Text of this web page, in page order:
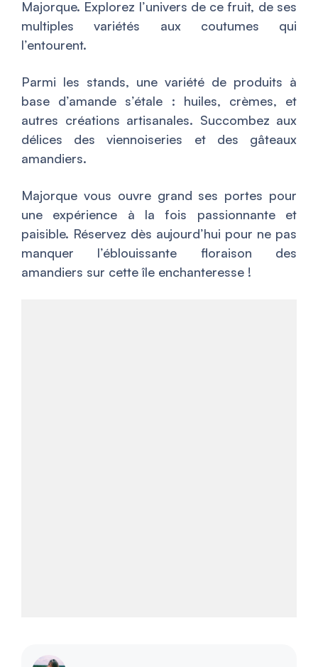
Majorque. Explorez l’univers de ce fruit, de ses
multiples variétés aux coutumes qui
l’entourent.
Parmi les stands, une variété de produits à
base d’amande s’étale : huiles, crèmes, et
autres créations artisanales. Succombez aux
délices des viennoiseries et des gâteaux
amandiers.
Majorque vous ouvre grand ses portes pour
une expérience à la fois passionnante et
paisible. Réservez dès aujourd’hui pour ne pas
manquer l’éblouissante floraison des
amandiers sur cette île enchanteresse !